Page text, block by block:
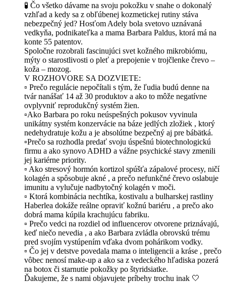
🧪 Čo všetko dávame na svoju pokožku v snahe o dokonalý
vzhľad a kedy sa z obľúbenej kozmetickej rutiny stáva
nebezpečný jed? Hosťom Adely bola svetovo uznávaná
vedkyňa, podnikateľka a mama Barbara Paldus, ktorá má na
konte 55 patentov.
Spoločne rozobrali fascinujúci svet kožného mikrobiómu,
mýty o starostlivosti o pleť a prepojenie v trojčlenke črevo –
koža – mozog.
V ROZHOVORE SA DOZVIETE:
▫️ Prečo regulácie nepočítali s tým, že ľudia budú denne na
tvár nanášať 14 až 30 produktov a ako to môže negatívne
ovplyvniť reprodukčný systém žien.
▫️Ako Barbara po roku neúspešných pokusov vyvinula
unikátny systém konzervácie na báze jedlých zložiek , ktorý
nedehydratuje kožu a je absolútne bezpečný aj pre bábätká.
▫️Prečo sa rozhodla predať svoju úspešnú biotechnologickú
firmu a ako synovo ADHD a vážne psychické stavy zmenili
jej kariérne priority.
▫️ Ako stresový hormón kortizol spúšťa zápalové procesy, ničí
kolagén a spôsobuje akné , a prečo nefunkčné črevo oslabuje
imunitu a vylučuje nadbytočný kolagén v moči.
▫️ Ktorá kombinácia nechtíka, kostivalu a bulharskej rastliny
Haberlea dokáže reálne opraviť kožnú bariéru , a prečo ako
dobrá mama kúpila krachujúcu fabriku.
▫️ Prečo vedci na rozdiel od influencerov otvorene priznávajú,
keď niečo nevedia , a ako Barbara zvládla obrovskú trému
pred svojím vystúpením vďaka dvom pohárikom vodky.
▫️ Čo jej v detstve povedala mama o inteligencii a kráse , prečo
vôbec nenosí make-up a ako sa z vedeckého hľadiska pozerá
na botox či starnutie pokožky po štyridsiatke.
Ďakujeme, že s nami objavujete príbehy trochu inak 🤍